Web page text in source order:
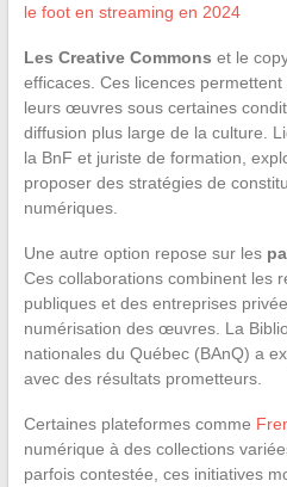
le foot en streaming en 2024
Les Creative Commons et le
efficaces. Ces licences
leurs œuvres sous certaines
diffusion plus large de la culture.
la BnF et juriste de formation,
proposer des stratégies de
numériques.
Une autre option repose sur les
Ces collaborations combinent les
publiques et des entreprises
numérisation des œuvres. La
nationales du Québec (BAnQ) a
avec des résultats prometteurs.
Certaines plateformes comme
numérique à des collections
parfois contestée, ces initiatives